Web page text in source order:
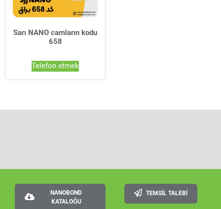
Sarı NANO camların kodu
658
Telefon etmek
NANOBOND
KATALOĞU
TEMSIL TALEBI